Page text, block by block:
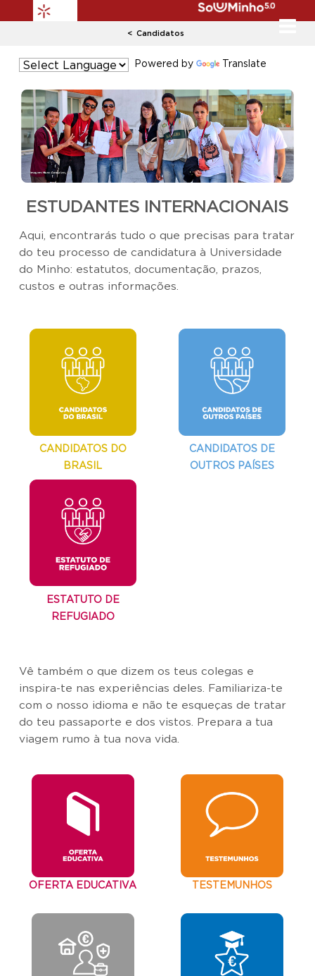
Candidatos
Powered by Translate
​ESTUDANTES INTERNACIONAIS
Aqui, encontrarás tudo o que precisas para tratar
do teu processo de candidatura à Universidade
do Minho: estatutos, documentação, prazos,
custos e outras informações.
CANDIDATOS DO
BRASIL
CANDIDATOS DE
OUTROS PAÍSES
ESTATUTO DE
REFUGIADO
Vê também o que dizem os teus colegas e
inspira-te nas experiências deles. Familiariza-te
com o nosso idioma e não te esqueças de tratar
do teu passaporte e dos vistos. Prepara a tua
viagem rumo à tua nova vida.
OFERTA EDUCATIVA TESTEMUNHOS